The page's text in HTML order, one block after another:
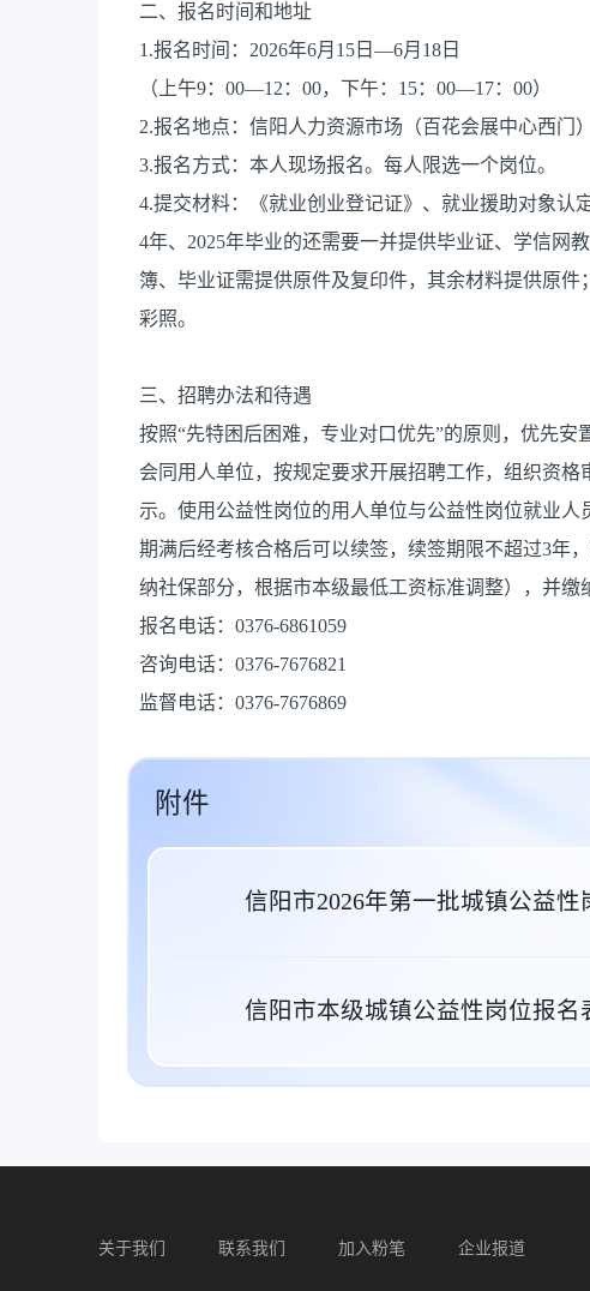
二、报名时间和地址
1.报名时间：2026年6月15日—6月18日
（上午9：00—12：00，下午：15：00—17：00）
2.报名地点：信阳人力资源市场（百花会展中心西门）
3.报名方式：本人现场报名。每人限选一个岗位。
4.提交材料：《就业创业登记证》、就业援助对象认
4年、2025年毕业的还需要一并提供毕业证、学信网
簿、毕业证需提供原件及复印件，其余材料提供原
彩照。
三、招聘办法和待遇
按照“先特困后困难，专业对口优先”的原则，优先
会同用人单位，按规定要求开展招聘工作，组织资
示。使用公益性岗位的用人单位与公益性岗位就业
期满后经考核合格后可以续签，续签期限不超过3年
纳社保部分，根据市本级最低工资标准调整），并缴
报名电话：0376-6861059
咨询电话：0376-7676821
监督电话：0376-7676869
附件
信阳市2026年第一批城镇公益性
信阳市本级城镇公益性岗位报名
关于我们 联系我们 加入粉笔 企业报道